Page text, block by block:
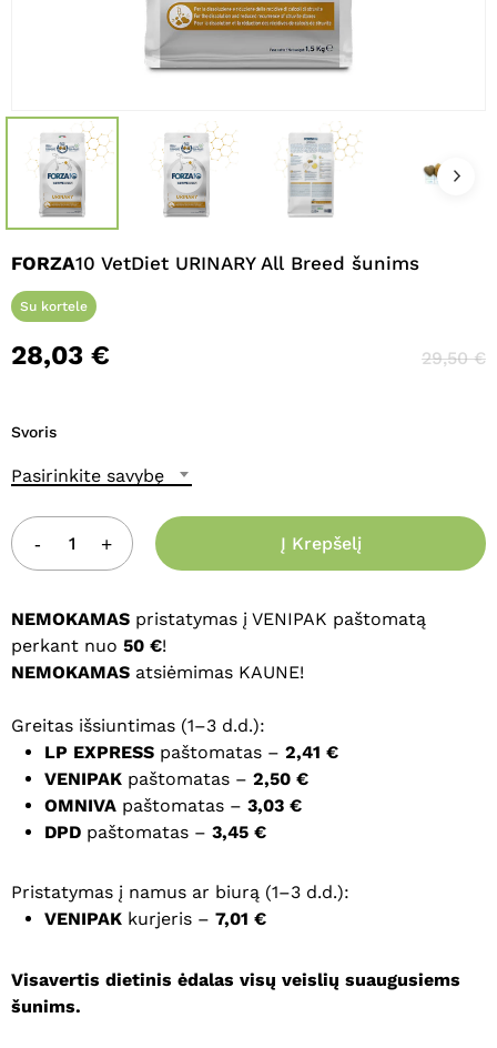
FORZA10 VetDiet URINARY All Breed šunims
Su kortele
28,03 € 29,50€
Svoris
Pasirinkite savybę
Į Krepšelį
NEMOKAMAS pristatymas į VENIPAK paštomatą
perkant nuo 50 €!
NEMOKAMAS atsiėmimas KAUNE!
Greitas išsiuntimas (1–3 d.d.):
LP EXPRESS paštomatas – 2,41 €
VENIPAK paštomatas – 2,50 €
OMNIVA paštomatas – 3,03 €
DPD paštomatas – 3,45 €
Pristatymas į namus ar biurą (1–3 d.d.):
VENIPAK kurjeris – 7,01 €
Visavertis dietinis ėdalas visų veislių suaugusiems
šunims.
Pavadinimas
El. paštas*
išsaugoti vardą, el. pašto adresą ir